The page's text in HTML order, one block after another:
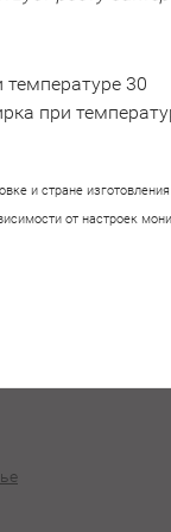
30
при
и стране изготовления
от настроек